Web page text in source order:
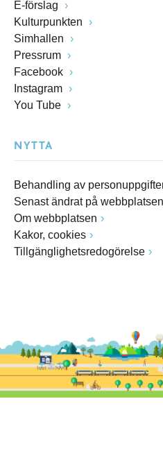
E-förslag
Kulturpunkten
Simhallen
Pressrum
Facebook
Instagram
You Tube
NYTTA
Behandling av
Senast ändrat på webbplatsen
Om webbplatsen
Kakor, cookies
Tillgänglighetsredogörelse